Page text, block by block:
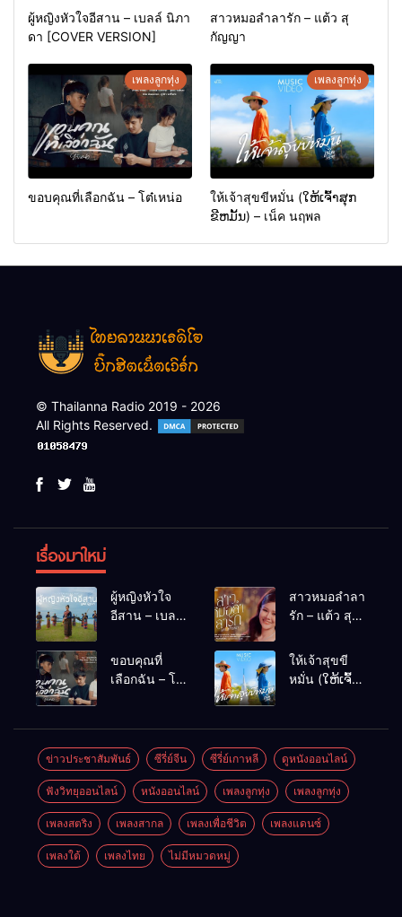
ผู้หญิงหัวใจอีสาน – เบลล์ นิภา
ดา [COVER VERSION]
สาวหมอลำลารัก – แต้ว สุ
กัญญา
เพลงลูกทุ่ง
ขอบคุณที่เลือกฉัน – โต๋เหน่อ
เพลงลูกทุ่ง
ให้เจ้าสุขขีหมั่น (ໃຫ້ເຈົ້າສຸກ
ຂີຫມັ້ນ) – เน็ค นฤพล
© Thailanna Radio 2019 - 2026
All Rights Reserved.
เรื่องมาใหม่
ผู้หญิงหัวใจ
อีสาน – เบลล์
[COVER
VERSION]
สาวหมอลำลา
รัก – แต้ว สุ
ขอบคุณที่
เลือกฉัน – โต๋
ให้เจ้าสุขขี
หมั่น (ໃຫ້ເຈົ້າ
ข่าวประชาสัมพันธ์ ซีรี่ย์จีน ซีรี่ย์เกาหลี ดูหนังออนไลน์
ฟังวิทยุออนไลน์ หนังออนไลน์ เพลงลูกทุ่ง เพลงลูกทุ่ง
เพลงสตริง เพลงสากล เพลงเพื่อชีวิต เพลงแดนซ์
เพลงใต้ เพลงไทย ไม่มีหมวดหมู่